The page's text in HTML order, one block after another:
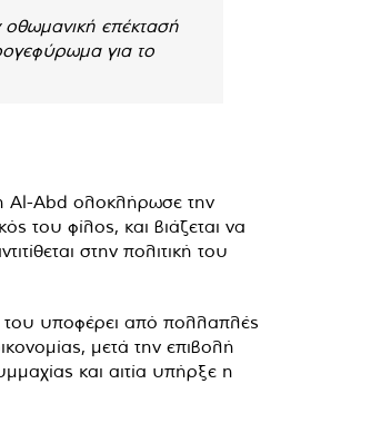
οθωμανική επέκτασή
για το
Al-Abd ολοκλήρωσε την
του φίλος, και βιάζεται να
στην πολιτική του
του υποφέρει από πολλαπλές
μετά την επιβολή
και αιτία υπήρξε η